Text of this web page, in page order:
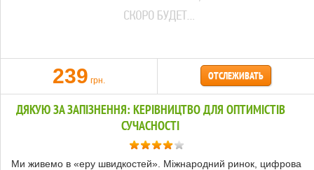
239 грн. ОТСЛЕЖИВАТЬ
ДЯКУЮ ЗА ЗАПІЗНЕННЯ: КЕРІВНИЦТВО ДЛЯ ОПТИМІСТІВ
СУЧАСНОСТІ
Ми живемо в «еру швидкостей». Міжнародний ринок, цифрова